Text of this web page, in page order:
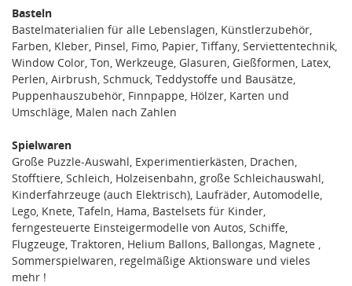
idee+spiel Betriebs-GmbH
Datenschutzbestimmungen undImpressum
Basteln
Bastelmaterialien für alle Lebenslagen, Künstlerzubehör,
Farben, Kleber, Pinsel, Fimo, Papier, Tiffany, Serviettentechnik,
Window Color, Ton, Werkzeuge, Glasuren, Gießformen, Latex,
Perlen, Airbrush, Schmuck, Teddystoffe und Bausätze,
Puppenhauszubehör, Finnpappe, Hölzer, Karten und
Umschläge, Malen nach Zahlen
Spielwaren
Große Puzzle-Auswahl, Experimentierkästen, Drachen,
Stofftiere, Schleich, Holzeisenbahn, große Schleichauswahl,
Kinderfahrzeuge (auch Elektrisch), Laufräder, Automodelle,
Lego, Knete, Tafeln, Hama, Bastelsets für Kinder,
ferngesteuerte Einsteigermodelle von Autos, Schiffe,
Flugzeuge, Traktoren, Helium Ballons, Ballongas, Magnete ,
Sommerspielwaren, regelmäßige Aktionsware und vieles
mehr !